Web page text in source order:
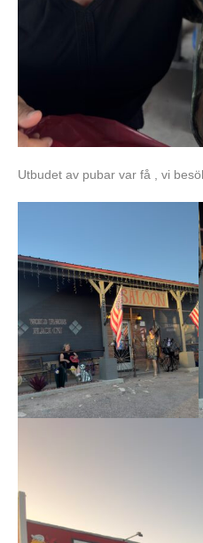
Utbudet av pubar var få , vi